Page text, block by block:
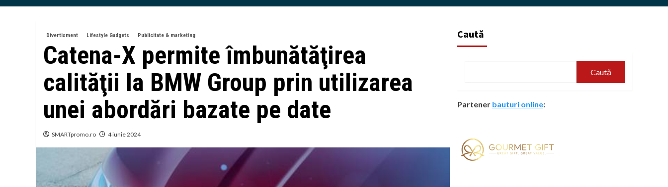
Divertisment Lifestyle Gadgets Publicitate & marketing
Catena-X permite îmbunătăţirea
calităţii la BMW Group prin utilizarea
unei abordări bazate pe date
SMARTpromo.ro 4 iunie 2024
Caută
Caută
Partener bauturi online: